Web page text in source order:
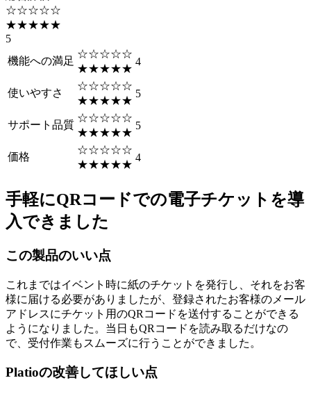
☆☆☆☆☆
★★★★★
5
機能への満足
☆☆☆☆☆
★★★★★
4
使いやすさ
☆☆☆☆☆
★★★★★
5
サポート品質
☆☆☆☆☆
★★★★★
5
価格
☆☆☆☆☆
★★★★★
4
手軽にQRコードでの電子チケットを導
入できました
この製品のいい点
これまではイベント時に紙のチケットを発行し、それをお客
様に届ける必要がありましたが、登録されたお客様のメール
アドレスにチケット用のQRコードを送付することができる
ようになりました。当日もQRコードを読み取るだけなの
で、受付作業もスムーズに行うことができました。
Platioの改善してほしい点